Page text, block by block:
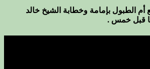
الطبول بإمامة وخطابة الشيخ خالد
قبل خمس .